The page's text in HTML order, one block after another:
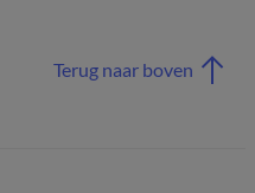
Terug naar boven